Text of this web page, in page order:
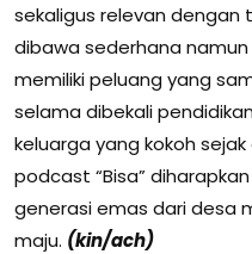
sekaligus relevan dengan
dibawa sederhana
memiliki peluang yang
selama dibekali
keluarga yang kokoh
podcast “Bisa”
generasi emas dari desa
maju. (kin/ach)